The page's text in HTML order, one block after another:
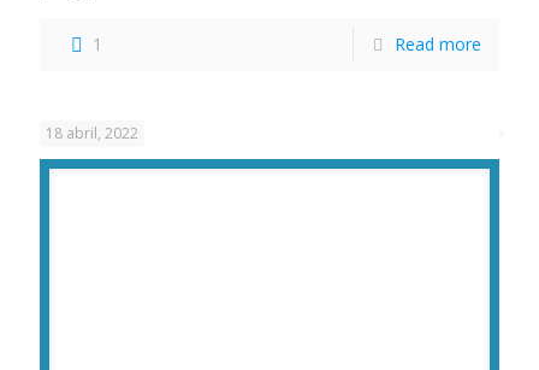
1 Read more
18 abril, 2022